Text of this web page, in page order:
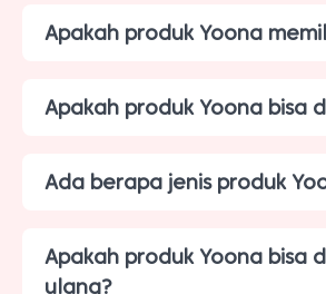
Apakah produk Yoona
Apakah produk Yoona bisa
Ada berapa jenis produk
Apakah produk Yoona bisa
ulang?